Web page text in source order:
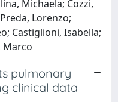
Michaela; Cozzi,
Lorenzo;
Castiglioni, Isabella;
Marco
pulmonary
clinical data